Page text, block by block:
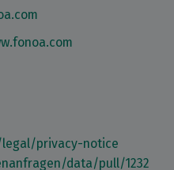
privacy-notice
data/pull/1232